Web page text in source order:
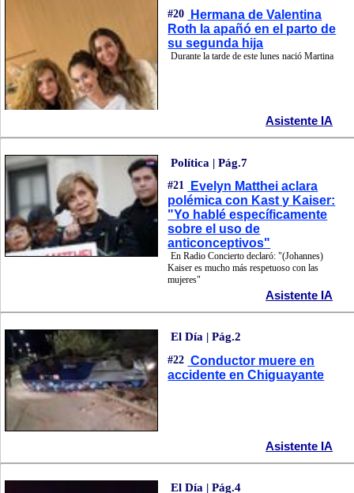
#20
Hermana de Valentina
Roth la apañó en el parto de
su segunda hija
Durante la tarde de este lunes nació Martina
Asistente IA
Política | Pág.7
#21
Evelyn Matthei aclara
polémica con Kast y Kaiser:
"Yo hablé específicamente
sobre el uso de
anticonceptivos"
En Radio Concierto declaró: "(Johannes)
Kaiser es mucho más respetuoso con las
mujeres"
Asistente IA
El Día | Pág.2
#22 Conductor muere en
accidente en Chiguayante
Asistente IA
El Día | Pág.4